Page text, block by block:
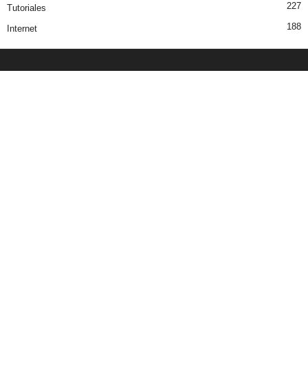
Tutoriales 227
Internet 188